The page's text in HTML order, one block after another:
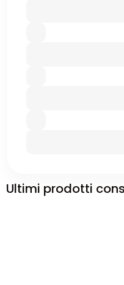
Ultimi prodotti